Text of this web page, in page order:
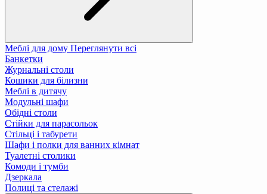
Меблі для дому Переглянути всі
Банкетки
Журнальні столи
Кошики для білизни
Меблі в дитячу
Модульні шафи
Обідні столи
Стійки для парасольок
Стільці і табурети
Шафи і полки для ванних кімнат
Туалетні столики
Комоди і тумби
Дзеркала
Полиці та стелажі